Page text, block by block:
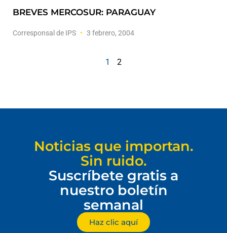
BREVES MERCOSUR: PARAGUAY
Corresponsal de IPS 3 febrero, 2004
1 2
Noticias que importan.
Sin ruido.
Suscríbete gratis a
nuestro boletín
semanal
Haz clic aquí